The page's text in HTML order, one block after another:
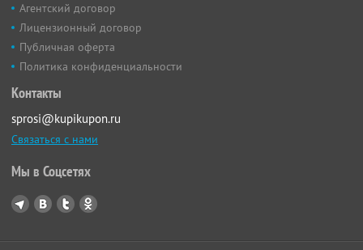
Агентский договор
Лицензионный договор
Публичная оферта
Политика конфиденциальности
Контакты
sprosi@kupikupon.ru
Связаться с нами
Мы в Соцсетях